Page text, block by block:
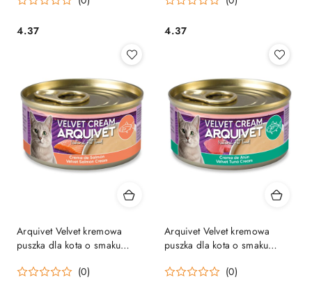
Cena:
4.37 Cena:
4.37
Arquivet Velvet kremowa
puszka dla kota o smaku
(0)
Arquivet Velvet kremowa
puszka dla kota o smaku
(0)